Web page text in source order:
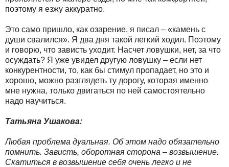
поэтому я езжу аккуратно.
Это само пришло, как озарение, я писал – «камень с
души свалился». Я два дня такой легкий ходил. Поэтому
и говорю, что зависть уходит. Насчет ловушки, нет, за что
осуждать? Я уже увидел другую ловушку – если нет
конкурентности, то, как бы стимул пропадает, но это и
хорошо, можно разглядеть ту дорогу, которая именно
мне нужна, только двигаться по ней самостоятельно
надо научиться.
Татьяна Ушакова:
Любая проблема дуальная. Об этом надо обязательно
помнить. Зависть, оборотная сторона – возвышение.
Скатиться в возвышение себя очень легко и не